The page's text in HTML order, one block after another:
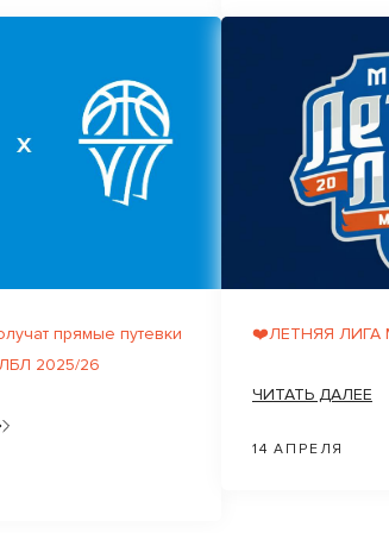
прямые путевки
2025/26
❤️ЛЕТНЯЯ ЛИГА
ЧИТАТЬ ДАЛЕЕ
14 АПРЕЛЯ